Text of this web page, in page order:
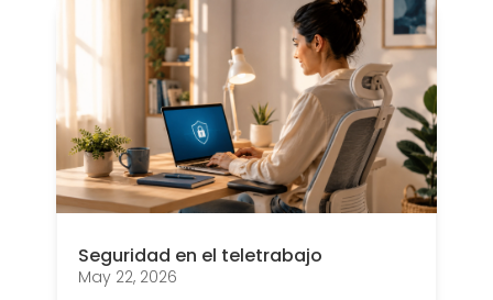
Seguridad en el teletrabajo
May 22, 2026